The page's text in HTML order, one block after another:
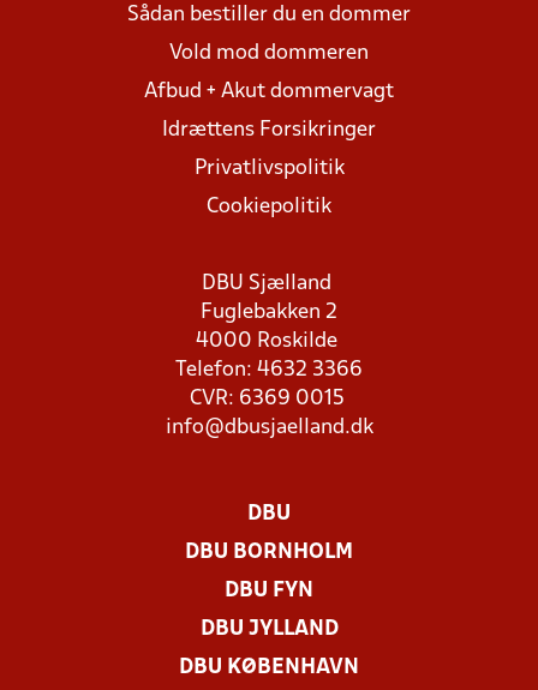
Sådan bestiller du en dommer
Vold mod dommeren
Afbud + Akut dommervagt
Idrættens Forsikringer
Privatlivspolitik
Cookiepolitik
DBU Sjælland
Fuglebakken 2
4000 Roskilde
Telefon: 4632 3366
CVR: 6369 0015
info@dbusjaelland.dk
DBU
DBU BORNHOLM
DBU FYN
DBU JYLLAND
DBU KØBENHAVN